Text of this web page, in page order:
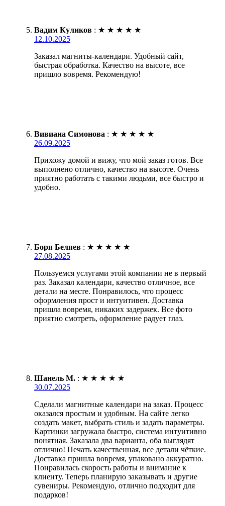
Вадим Куликов : ★ ★ ★ ★ ★
12.10.2025
Заказал магниты-календари. Удобный сайт,
быстрая обработка. Качество на высоте, все
пришло вовремя. Рекомендую!
Вивиана Симонова : ★ ★ ★ ★ ★
26.09.2025
Прихожу домой и вижу, что мой заказ готов. Все
выполнено отлично, качество на высоте. Очень
приятно работать с такими людьми, все быстро и
удобно.
Боря Беляев : ★ ★ ★ ★ ★
27.08.2025
Пользуемся услугами этой компании не в первый
раз. Заказал календари, качество отличное, все
детали на месте. Понравилось, что процесс
оформления прост и интуитивен. Доставка
пришла вовремя, никаких задержек. Все фото
приятно смотреть, оформление радует глаз.
Шанель М. : ★ ★ ★ ★ ★
30.07.2025
Сделали магнитные календари на заказ. Процесс
оказался простым и удобным. На сайте легко
создать макет, выбрать стиль и задать параметры.
Картинки загружала быстро, система интуитивно
понятная. Заказала два варианта, оба выглядят
отлично! Печать качественная, все детали чёткие.
Доставка пришла вовремя, упаковано аккуратно.
Понравилась скорость работы и внимание к
клиенту. Теперь планирую заказывать и другие
сувениры. Рекомендую, отлично подходит для
подарков!